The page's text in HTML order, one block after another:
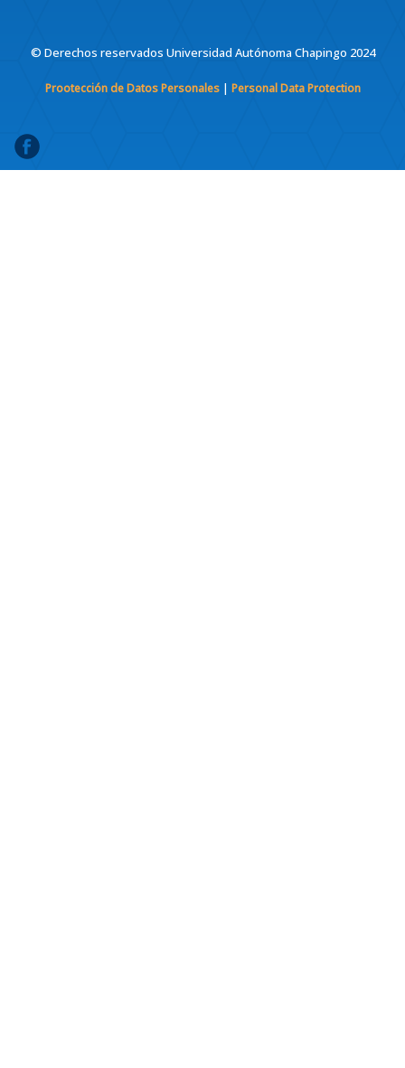
© Derechos reservados Universidad Autónoma Chapingo 2024
Prootección de Datos Personales| Personal Data Protection